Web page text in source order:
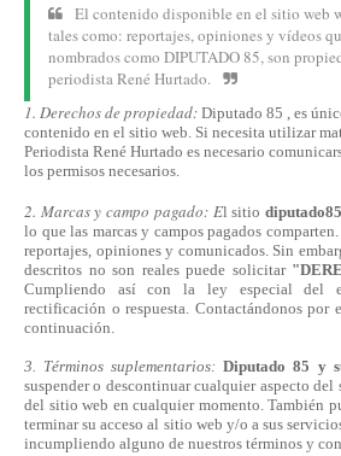
El contenido disponible en el sitio web
tales como: reportajes, opiniones y vídeos
nombrados como DIPUTADO 85, son
periodista René Hurtado.
1. Derechos de propiedad: Diputado 85 , es
contenido en el sitio web. Si necesita utilizar
Periodista René Hurtado es necesario
los permisos necesarios.
2. Marcas y campo pagado: El sitio
lo que las marcas y campos pagados
reportajes, opiniones y comunicados. Sin
descritos no son reales puede solicitar
Cumpliendo asícon la ley especial del
rectificación o respuesta. Contactándonospor
continuación.
3. Términos suplementarios:Diputado 85 y
suspender o descontinuar cualquier aspecto
del sitio web en cualquier momento. También
terminar su acceso al sitio web y/o a sus
incumpliendo alguno de nuestros términos y